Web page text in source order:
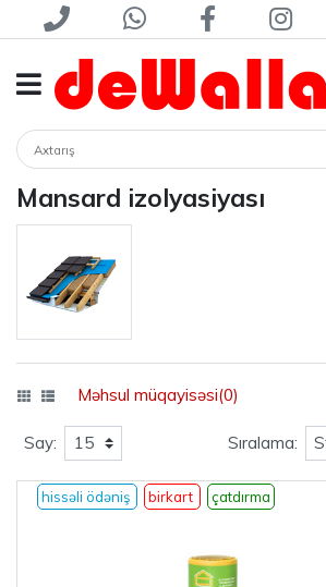
Mansard izolyasiyası
Məhsul müqayisəsi(0)
Say: Sıralama:
hissəli ödəniş birkart çatdırma